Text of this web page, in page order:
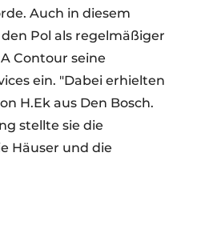
Auch in diesem
Pol als regelmäßiger
Contour seine
ein. "Dabei erhielten
H.Ek aus Den Bosch.
stellte sie die
Häuser und die